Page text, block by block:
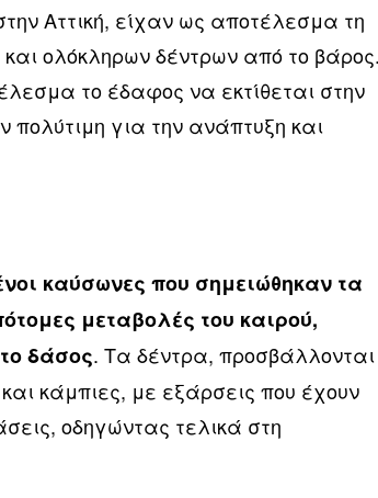
Αττική, είχαν ως αποτέλεσμα τη
ολόκληρων δέντρων από το
το έδαφος να εκτίθεται στην
πολύτιμη για την ανάπτυξη και
καύσωνες που σημειώθηκαν τα
μεταβολές του καιρού,
δάσος. Τα δέντρα, προσβάλλονται
κάμπιες, με εξάρσεις που έχουν
οδηγώντας τελικά στη